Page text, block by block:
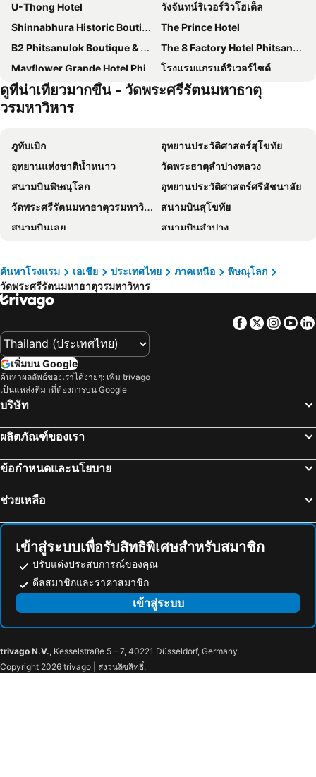
U-Thong Hotel
วังจันทน์ริเวอร์วิวโฮเต็ล
Shinnabhura Historic Boutique Hotel
The Prince Hotel
B2 Phitsanulok Boutique & Budget Hotel
The 8 Factory Hotel Phitsanulok
Mayflower Grande Hotel Phitsanulok
โรงแรมแกรนด์ริเวอร์ไซด์
Holatel
Boonme Heritage
Elite Residence Phitsanulok SHA
Ruean Phae Royal Park Hotel
Fortune D Hotel Phitsanulok
Aziss Boutique Hotel - SHA Plus
Rattana View
Polkadot Hostel
ไอยรา แกรนด์ พาเลซ
The Park Hotel
Kraisaeng Place
Poonsook Phitsanulok Hotel SHA Plus
Rattana Park Hotel
The Zense Boutique Hotel
Nonsi Hotel Phitsanulok
โรงแรมเดอะเบด
Monrawee Pavilion Resort
The Harmony Ville
เครสซิเดนท์
Le Parc Wangnang
Hansanan Hotel
SLEEPLESS ROOM Phitsanulok
Nan Chao Hotel
Wangkaew Hotel
The Viewpoint Hotel
ดราก้อนริเวอร์อเวนิว
โรงแรมโกลเด้นแกรนด์ พิษณุโลก
Sukwimol Place
Hop Inn Phitsanulok
TaLeKaew Resort SHA
Baan Sanpoom
ดูที่น่าเที่ยวมากขึ้น - วัดพระศรีรัตนมหาธาตุ
วรมหาวิหาร
ภูทับเบิก
อุทยานประวัติศาสตร์สุโขทัย
อุทยานแห่งชาติน้ำหนาว
วัดพระธาตุลำปางหลวง
สนามบินพิษณุโลก
อุทยานประวัติศาสตร์ศรีสัชนาลัย
วัดพระศรีรัตนมหาธาตุวรมหาวิหาร
สนามบินสุโขทัย
สนามบินเลย
สนามบินลำปาง
Phrae Airport
ค้นหาโรงแรม เอเชีย ประเทศไทย ภาคเหนือ
พิษณุโลก
วัดพระศรีรัตนมหาธาตุวรมหาวิหาร
Facebook
Twitter
เพิ่มบน Google
ค้นหาผลลัพธ์ของเราได้ง่ายๆ: เพิ่ม trivago
เป็นแหล่งที่มาที่ต้องการบน Google
บริษัท
ผลิตภัณฑ์ของเรา
ข้อกำหนดและนโยบาย
ช่วยเหลือ
เข้าสู่ระบบเพื่อรับสิทธิพิเศษสำหรับสมาชิก
ปรับแต่งประสบการณ์ของคุณ
ดีลสมาชิกและราคาสมาชิก
เข้าสู่ระบบ
trivago N.V., Kesselstraße 5 – 7, 40221 Düsseldorf, Germany
Copyright 2026 trivago | สงวนลิขสิทธิ์.